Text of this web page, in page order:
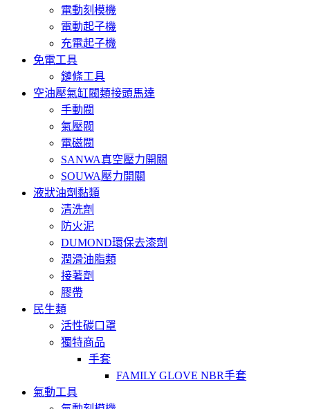
電動刻模機
電動起子機
充電起子機
免電工具
鏈條工具
空油壓氣缸閥類接頭馬達
手動閥
氣壓閥
電磁閥
SANWA真空壓力開關
SOUWA壓力開關
液狀油劑黏類
清洗劑
防火泥
DUMOND環保去漆劑
潤滑油脂類
接著劑
膠帶
民生類
活性碳口罩
獨特商品
手套
FAMILY GLOVE NBR手套
氣動工具